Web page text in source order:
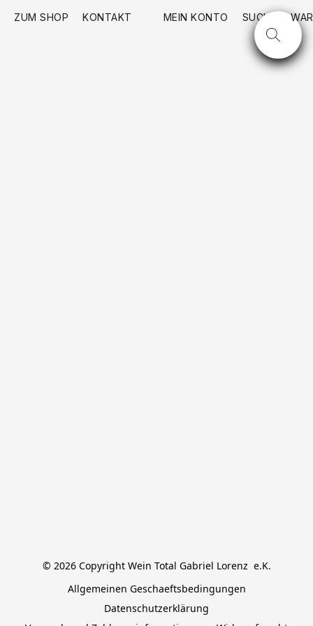
ZUM SHOP KONTAKT MEIN KONTO SUCHE
© 2026 Copyright Wein Total Gabriel Lorenz  e.K.
Allgemeinen Geschaeftsbedingungen
Datenschutzerklärung